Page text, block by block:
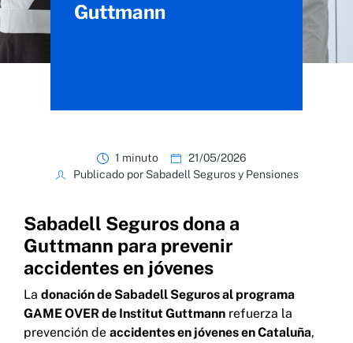
Guttmann
1 minuto
21/05/2026
Publicado por Sabadell Seguros y Pensiones
Sabadell Seguros dona a
Guttmann para prevenir
accidentes en jóvenes
La donación de Sabadell Seguros al programa
GAME OVER de Institut Guttmann refuerza la
prevención de accidentes en jóvenes en Cataluña,